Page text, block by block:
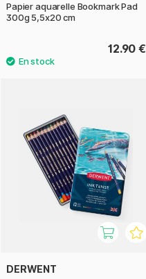
Papier aquarelle Bookmark Pad
300g 5,5x20 cm
12.90 €
DERWENT